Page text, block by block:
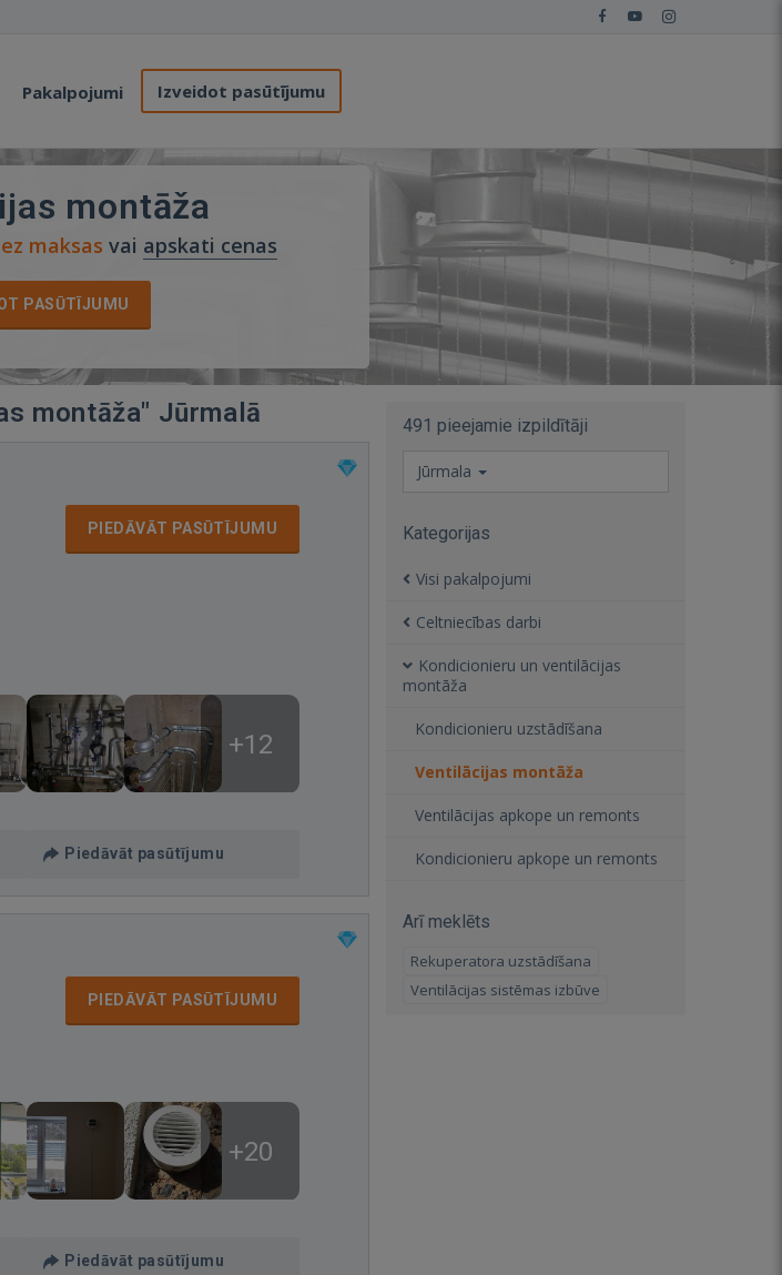
Pakalpojumi Izveidot pasūtījumu
montāža
maksas vai apskati cenas
PASŪTĪJUMU
montāža" Jūrmalā
PIEDĀVĀT PASŪTĪJUMU
+12
Piedāvāt pasūtījumu
PIEDĀVĀT PASŪTĪJUMU
+20
Piedāvāt pasūtījumu
491 pieejamie izpildītāji
Jūrmala
Kategorijas
Visi pakalpojumi
Celtniecības darbi
Kondicionieru un ventilācijas
montāža
Kondicionieru uzstādīšana
Ventilācijas montāža
Ventilācijas apkope un remonts
Kondicionieru apkope un remonts
Arī meklēts
Rekuperatora uzstādīšana
Ventilācijas sistēmas izbūve